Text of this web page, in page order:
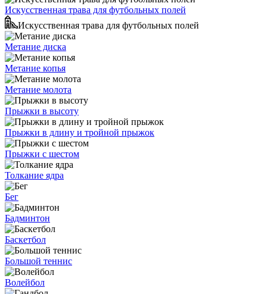
Искусственная трава для футбольных полей
Искусственная трава для футбольных полей
Метание диска
Метание копья
Метание молота
Прыжки в высоту
Прыжки в длину и тройной прыжок
Прыжки с шестом
Толкание ядра
Бег
Бадминтон
Баскетбол
Большой теннис
Волейбол